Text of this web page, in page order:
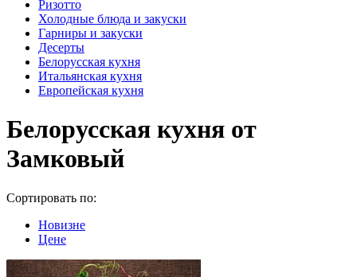
Ризотто
Холодные блюда и закуски
Гарниры и закуски
Десерты
Белорусская кухня
Итальянская кухня
Европейская кухня
Белорусская кухня от
Замковый
Сортировать по:
Новизне
Цене